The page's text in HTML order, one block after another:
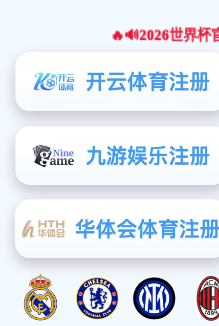
🔥🔊2026世界杯官网